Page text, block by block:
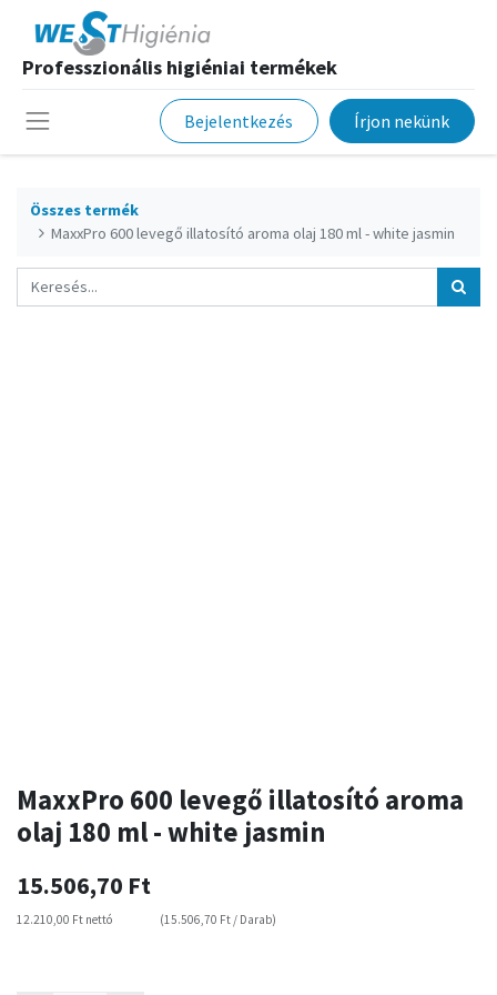
Professzionális higiéniai termékek
Bejelentkezés Írjon nekünk
Összes termék
MaxxPro 600 levegő illatosító aroma olaj 180 ml - white jasmin
MaxxPro 600 levegő illatosító aroma
olaj 180 ml - white jasmin
15.506,70 Ft
12.210,00 Ft nettó (15.506,70 Ft / Darab)